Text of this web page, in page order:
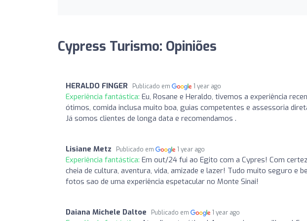
Cypress Turismo: Opiniões
HERALDO FINGER Publicado em 1 year ago
Experiência fantástica: Eu, Rosane e Heraldo, tivemos a experiência
ótimos, comida inclusa muito boa, guias competentes e assessoria
Já somos clientes de longa data e recomendamos .
Lisiane Metz Publicado em 1 year ago
Experiência fantástica: Em out/24 fui ao Egito com a Cypres! Com
cheia de cultura, aventura, vida, amizade e lazer! Tudo muito seguro e
fotos sao de uma experiência espetacular no Monte Sinai!
Daiana Michele Daltoe Publicado em 1 year ago